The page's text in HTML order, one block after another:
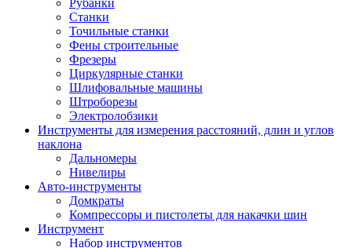
Станки
Точильные станки
Фены строительные
Фрезеры
Циркулярные станки
Шлифовальные машины
Штроборезы
Электролобзики
Инструменты для измерения расстояний, длин и углов
наклона
Дальномеры
Нивелиры
Авто-инструменты
Домкраты
Компрессоры и пистолеты для накачки шин
Инструмент
Набор инструментов